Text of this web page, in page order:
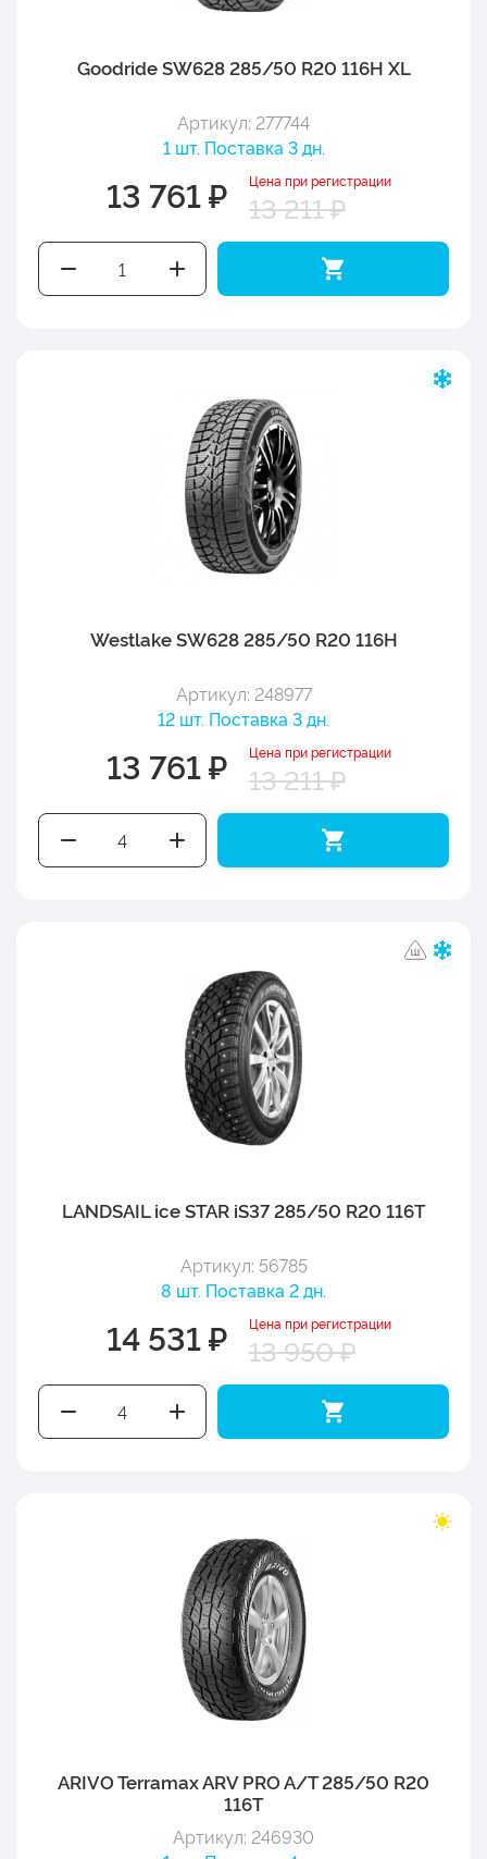
Goodride SW628 285/50 R20 116H XL
Артикул: 277744
1 шт. Поставка 3 дн.
13 761 ₽ Цена при регистрации
13 211 ₽
Westlake SW628 285/50 R20 116H
Артикул: 248977
12 шт. Поставка 3 дн.
13 761 ₽ Цена при регистрации
13 211 ₽
LANDSAIL ice STAR iS37 285/50 R20 116T
Артикул: 56785
8 шт. Поставка 2 дн.
14 531 ₽ Цена при регистрации
13 950 ₽
ARIVO Terramax ARV PRO A/T 285/50 R20
116T
Артикул: 246930